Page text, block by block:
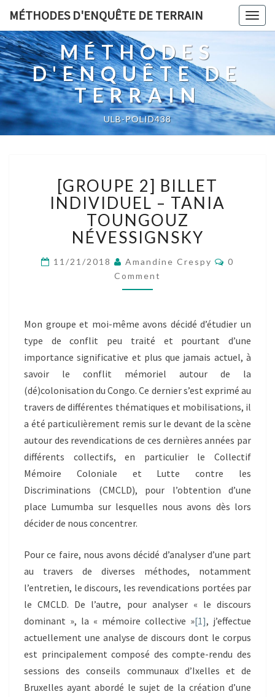
MÉTHODES D'ENQUÊTE DE TERRAIN
MÉTHODES
D'ENQUÊTE DE
TERRAIN
ULB-POLID438
2]
BILLET
INDIVIDUEL
–
TANIA
NÉVESSIGNSKY
[GROUPE 2] BILLET
INDIVIDUEL – TANIA
TOUNGOUZ
NÉVESSIGNSKY
11/21/2018 Amandine Crespy
0
Comment
Mon groupe et moi-même avons décidé d’étudier un
type de conflit peu traité et pourtant d’une
importance significative et plus que jamais actuel, à
savoir le conflit mémoriel autour de la
(dé)colonisation du Congo. Ce dernier s’est exprimé au
travers de différentes thématiques et mobilisations, il
a été particulièrement remis sur le devant de la scène
autour des revendications de ces dernières années par
différents collectifs, en particulier le Collectif
Mémoire Coloniale et Lutte contre les
Discriminations (CMCLD), pour l’obtention d’une
place Lumumba sur lesquelles nous avons dès lors
décider de nous concentrer.
Pour ce faire, nous avons décidé d’analyser d’une part
au travers de diverses méthodes, notamment
l’entretien, le discours, les revendications portées par
le CMCLD. De l’autre, pour analyser « le discours
dominant », la « mémoire collective »[1], j’effectue
actuellement une analyse de discours dont le corpus
est principalement composé des compte-rendu des
sessions des conseils communaux d’Ixelles et de
Bruxelles ayant abordé le sujet de la création d’une